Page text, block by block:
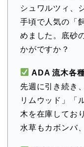
シュワルツィ、
手頃で人気の「
めました。底砂
かがですか？
ADA 流木各
先週に引き続き
リムウッド」「
木を在庫してお
水草もカボンバ